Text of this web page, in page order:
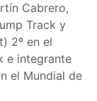
Cabrero,
Track y
2º en el
e integrante
el Mundial de